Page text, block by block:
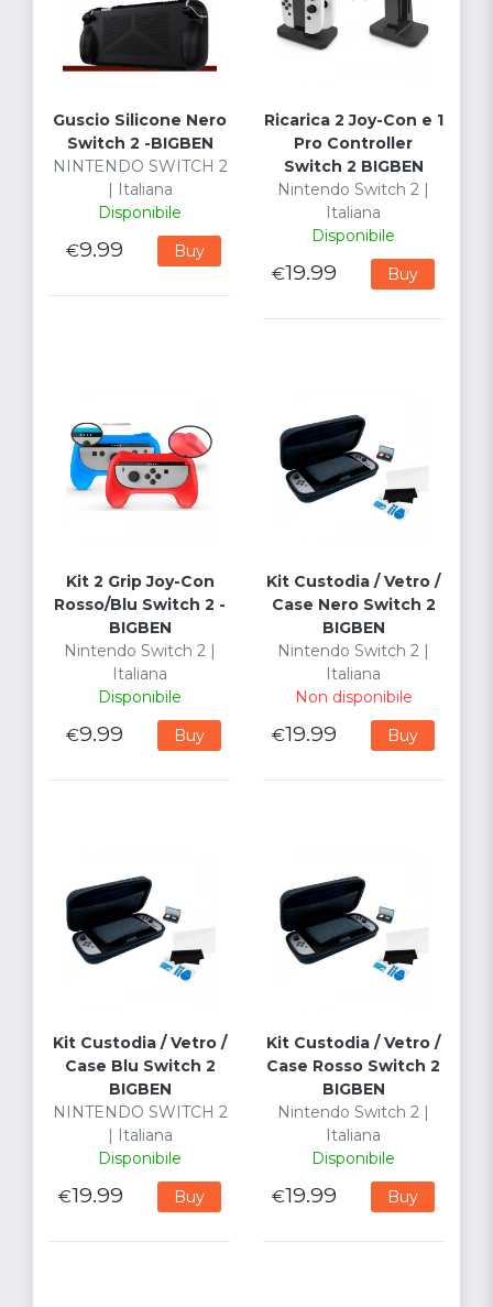
Guscio Silicone Nero
Switch 2 -BIGBEN
NINTENDO SWITCH 2
| Italiana
Disponibile
€9.99 Buy
Ricarica 2 Joy-Con e 1
Pro Controller
Switch 2 BIGBEN
Nintendo Switch 2 |
Italiana
Disponibile
€19.99 Buy
Kit 2 Grip Joy-Con
Rosso/Blu Switch 2 -
BIGBEN
Nintendo Switch 2 |
Italiana
Disponibile
€9.99 Buy
Kit Custodia / Vetro /
Case Nero Switch 2
BIGBEN
Nintendo Switch 2 |
Italiana
Non disponibile
€19.99 Buy
Kit Custodia / Vetro /
Case Blu Switch 2
BIGBEN
NINTENDO SWITCH 2
| Italiana
Disponibile
€19.99 Buy
Kit Custodia / Vetro /
Case Rosso Switch 2
BIGBEN
Nintendo Switch 2 |
Italiana
Disponibile
€19.99 Buy